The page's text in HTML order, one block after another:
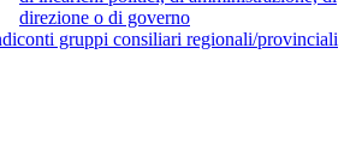
direzione o di governo
gruppi consiliari regionali/provinciali